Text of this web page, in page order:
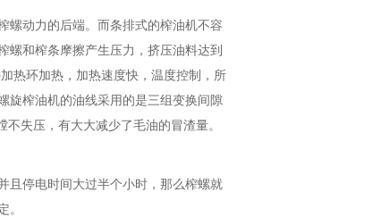
螺动力的后端。而条排式的榨油机不容
螺和榨条摩擦产生压力，挤压油料达到
热环加热，加热速度快，温度控制，所
旋榨油机的油线采用的是三组变换间隙
失压，有大大减少了毛油的冒渣量。
且停电时间大过半个小时，那么榨螺就